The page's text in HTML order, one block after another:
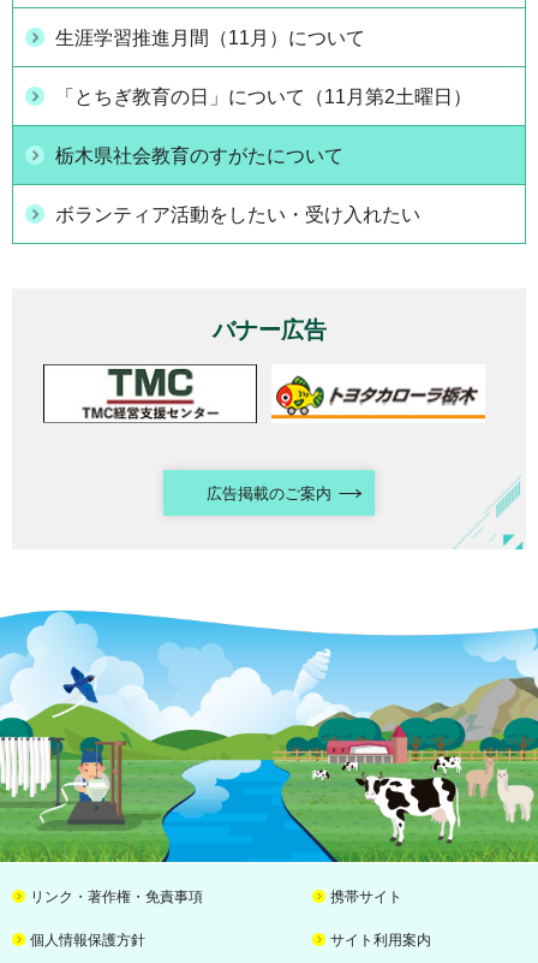
生涯学習推進月間（11月）について
「とちぎ教育の日」について（11月第2土曜日）
栃木県社会教育のすがたについて
ボランティア活動をしたい・受け入れたい
バナー広告
広告掲載のご案内
リンク・著作権・免責事項 携帯サイト
個人情報保護方針 サイト利用案内